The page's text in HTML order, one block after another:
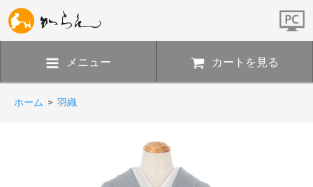
メニュー カートを見る
ホーム > 羽織